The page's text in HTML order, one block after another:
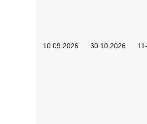
10.09.2026 30.10.2026